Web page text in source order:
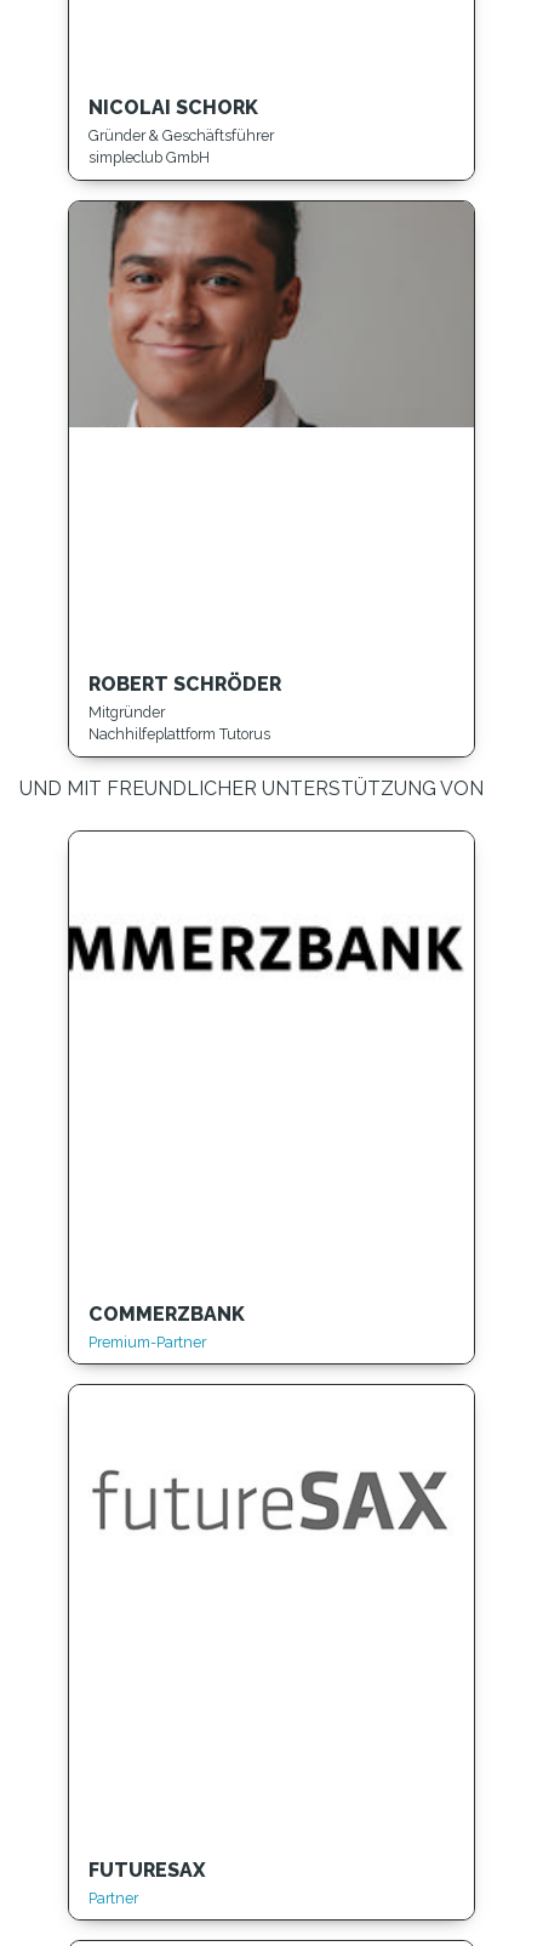
NICOLAI SCHORK
Gründer & Geschäftsführer
simpleclub GmbH
ROBERT SCHRÖDER
Mitgründer
Nachhilfeplattform Tutorus
UND MIT FREUNDLICHER UNTERSTÜTZUNG VON
COMMERZBANK
Premium-Partner
FUTURESAX
Partner